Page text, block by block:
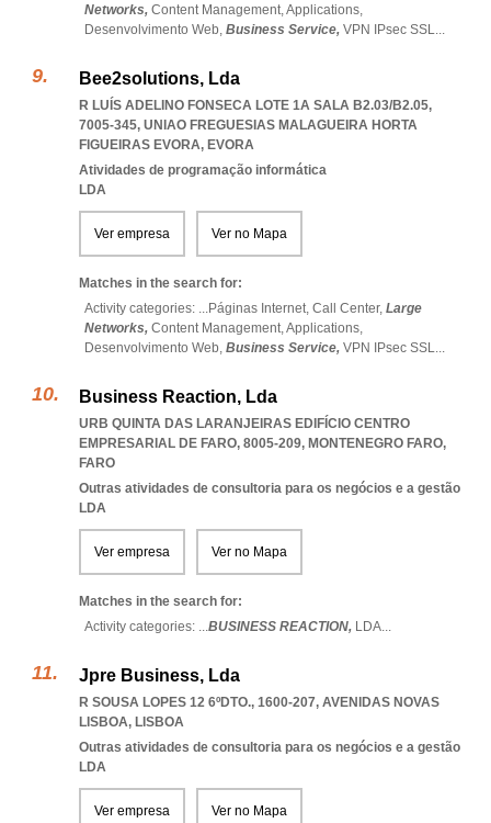
Networks, Content Management,Applications,
Desenvolvimento Web, Business Service, VPN IPsec SSL...
Bee2solutions, Lda
R LUÍS ADELINO FONSECA LOTE 1A SALA B2.03/B2.05,
7005-345, UNIAO FREGUESIAS MALAGUEIRA HORTA
FIGUEIRAS EVORA, EVORA
Atividades de programação informática
LDA
Ver empresa Ver no Mapa
Matches in the search for:
Activity categories: ...Páginas Internet, Call Center, Large
Networks, Content Management,Applications,
Desenvolvimento Web, Business Service, VPN IPsec SSL...
Business Reaction, Lda
URB QUINTA DAS LARANJEIRAS EDIFÍCIO CENTRO
EMPRESARIAL DE FARO, 8005-209, MONTENEGRO FARO,
FARO
Outras atividades de consultoria para os negócios e a gestão
LDA
Ver empresa Ver no Mapa
Matches in the search for:
Activity categories: ...BUSINESS REACTION, LDA...
Jpre Business, Lda
R SOUSA LOPES 12 6ºDTO., 1600-207, AVENIDAS NOVAS
LISBOA, LISBOA
Outras atividades de consultoria para os negócios e a gestão
LDA
Ver empresa Ver no Mapa